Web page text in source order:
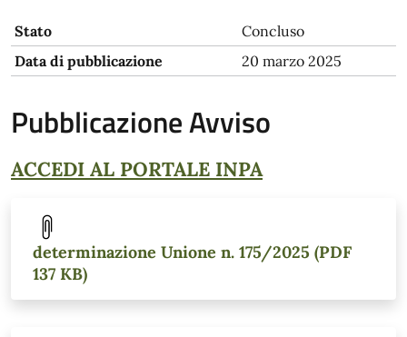
Stato
Concluso
Data di pubblicazione
20 marzo 2025
Pubblicazione Avviso
ACCEDI AL PORTALE INPA
determinazione Unione n. 175/2025 (PDF
137 KB)